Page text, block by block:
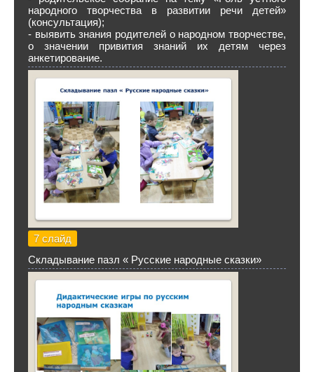
народного творчества в развитии речи детей»
(консультация);
- выявить знания родителей о народном творчестве,
о значении привития знаний их детям через
анкетирование.
7 слайд
Складывание пазл « Русские народные сказки»